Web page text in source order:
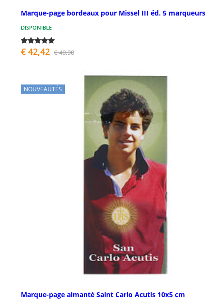
Marque-page bordeaux pour Missel III éd. 5 marqueurs
DISPONIBLE
€ 42,42 € 49,90
NOUVEAUTÉS
Marque-page aimanté Saint Carlo Acutis 10x5 cm